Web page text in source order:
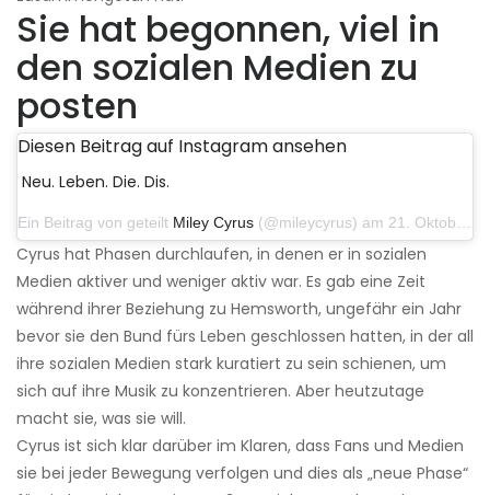
Sie hat begonnen, viel in
den sozialen Medien zu
posten
Diesen Beitrag auf Instagram ansehen
Neu. Leben. Die. Dis.
Ein Beitrag von geteilt Miley Cyrus (@mileycyrus) am 21. Oktober 2019 um 12:31 Uhr PDT
Cyrus hat Phasen durchlaufen, in denen er in sozialen
Medien aktiver und weniger aktiv war. Es gab eine Zeit
während ihrer Beziehung zu Hemsworth, ungefähr ein Jahr
bevor sie den Bund fürs Leben geschlossen hatten, in der all
ihre sozialen Medien stark kuratiert zu sein schienen, um
sich auf ihre Musik zu konzentrieren. Aber heutzutage
macht sie, was sie will.
Cyrus ist sich klar darüber im Klaren, dass Fans und Medien
sie bei jeder Bewegung verfolgen und dies als „neue Phase“